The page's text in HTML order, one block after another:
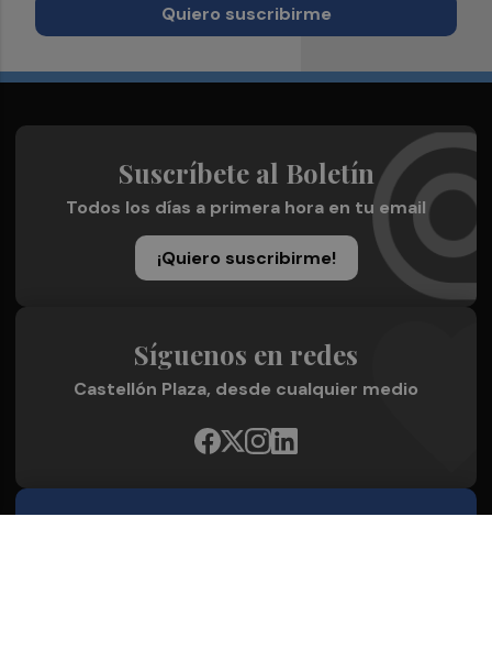
Quiero suscribirme
Suscríbete al Boletín
Todos los días a primera hora en tu email
¡Quiero suscribirme!
Síguenos en redes
Castellón Plaza, desde cualquier medio